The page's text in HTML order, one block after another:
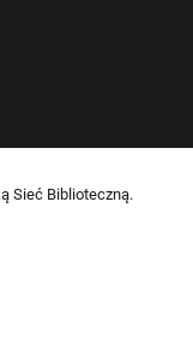
Sieć Biblioteczną.